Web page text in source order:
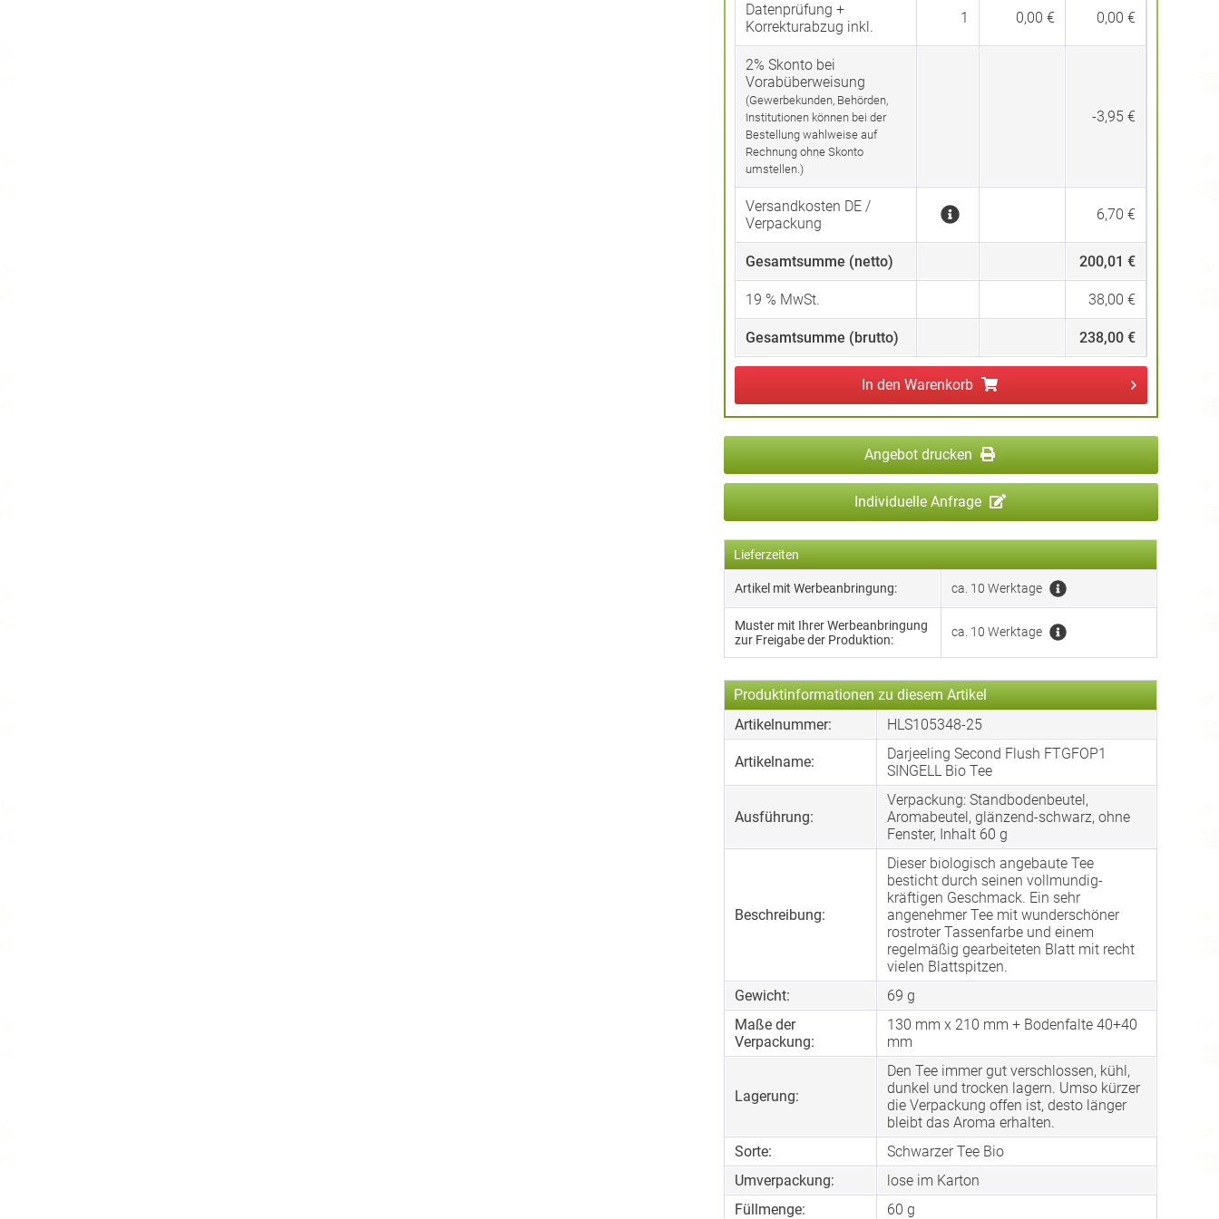
Datenprüfung +
Korrekturabzug inkl.
1 0,00 € 0,00 €
2% Skonto bei
Vorabüberweisung
(Gewerbekunden, Behörden,
Institutionen können bei der
Bestellung wahlweise auf
Rechnung ohne Skonto
umstellen.)
-3,95 €
Versandkosten DE /
Verpackung
6,70 €
Gesamtsumme (netto) 200,01 €
19 % MwSt. 38,00 €
Gesamtsumme (brutto) 238,00 €
In den Warenkorb
Angebot drucken
Individuelle Anfrage
Lieferzeiten
Artikel mit Werbeanbringung: ca. 10 Werktage
Muster mit Ihrer Werbeanbringung
zur Freigabe der Produktion:
ca. 10 Werktage
Produktinformationen zu diesem Artikel
Artikelnummer:
HLS105348-25
Artikelname:
Darjeeling Second Flush FTGFOP1
SINGELL Bio Tee
Ausführung:
Verpackung: Standbodenbeutel,
Aromabeutel, glänzend-schwarz, ohne
Fenster, Inhalt 60 g
Beschreibung:
Dieser biologisch angebaute Tee
besticht durch seinen vollmundig-
kräftigen Geschmack. Ein sehr
angenehmer Tee mit wunderschöner
rostroter Tassenfarbe und einem
regelmäßig gearbeiteten Blatt mit recht
vielen Blattspitzen.
Gewicht:
69 g
Maße der
Verpackung:
130 mm x 210 mm + Bodenfalte 40+40
mm
Lagerung:
Den Tee immer gut verschlossen, kühl,
dunkel und trocken lagern. Umso kürzer
die Verpackung offen ist, desto länger
bleibt das Aroma erhalten.
Sorte:
Schwarzer Tee Bio
Umverpackung:
lose im Karton
Füllmenge:
60 g